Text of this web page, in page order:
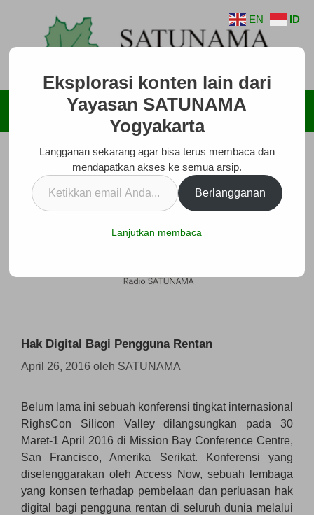
Menu
Hak Digital Bagi Pengguna Rentan
April 26, 2016 oleh SATUNAMA
Belum lama ini sebuah konferensi tingkat internasional
RighsCon Silicon Valley dilangsungkan pada 30
Maret-1 April 2016 di Mission Bay Conference Centre,
San Francisco, Amerika Serikat. Konferensi yang
diselenggarakan oleh Access Now, sebuah lembaga
yang konsen terhadap pembelaan dan perluasan hak
digital bagi pengguna rentan di seluruh dunia melalui
EN ID
Eksplorasi konten lain dari
Yayasan SATUNAMA
Yogyakarta
Langganan sekarang agar bisa terus membaca dan
mendapatkan akses ke semua arsip.
Ketikkan
email
Berlangganan
Lanjutkan membaca